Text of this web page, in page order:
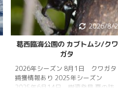
2026/8/2
葛西臨海公園の カブトムシ/クワ
ガタ
2026年シーズン 8月1日 クワガタ
捕獲情報あり 2025年シーズン
2025年6月14日 樹液発見 夏の訪